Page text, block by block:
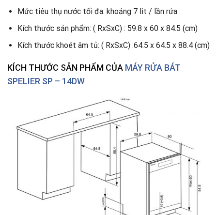
Mức tiêu thụ nước tối đa: khoảng 7 lit / lần rửa
Kích thước sản phẩm: ( RxSxC) : 59.8 x 60 x 84.5 (cm)
Kích thước khoét âm tủ: ( RxSxC) :64.5 x 64.5 x 88.4 (cm)
KÍCH THƯỚC SẢN PHẨM CỦA MÁY RỬA BÁT
SPELIER SP – 14DW